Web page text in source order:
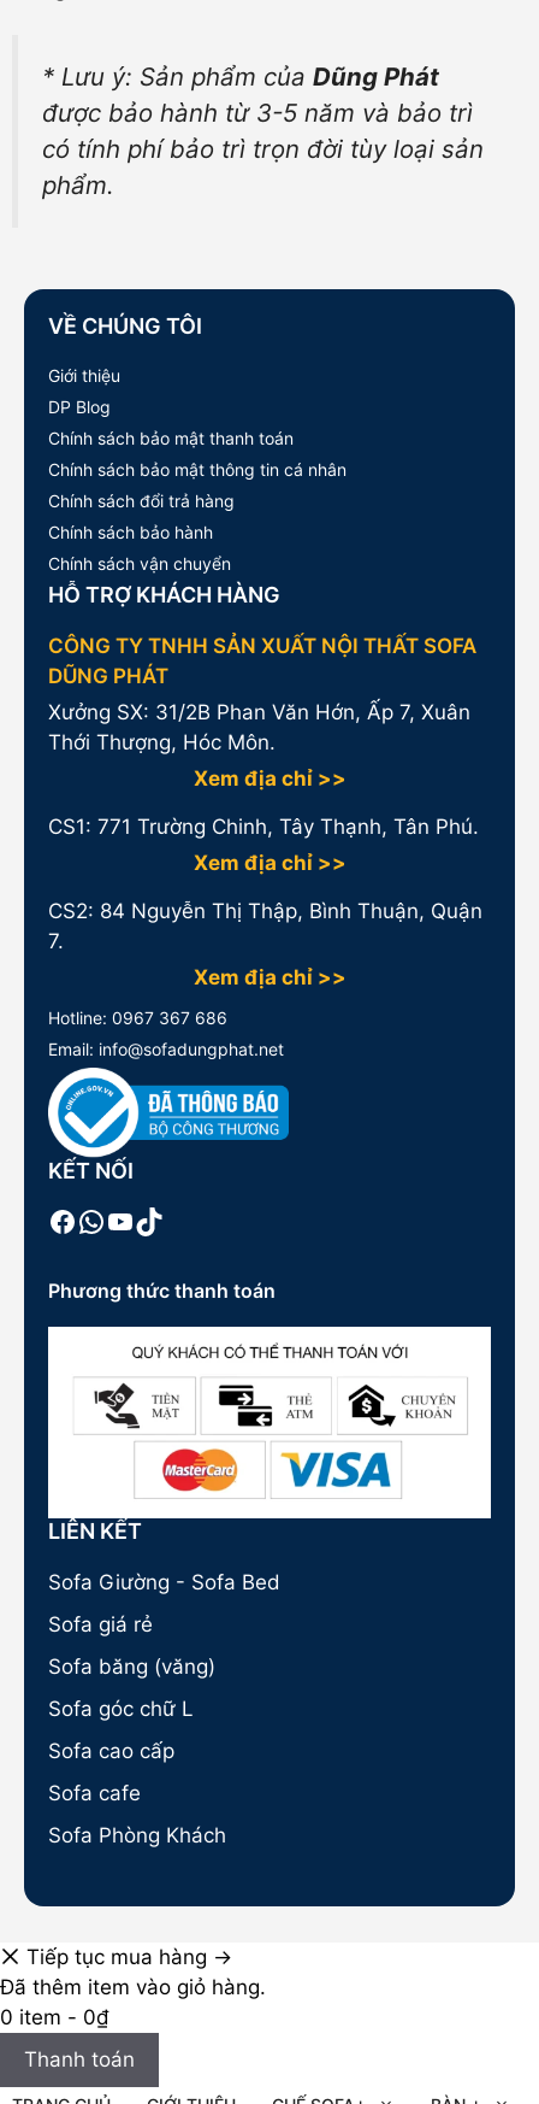
* Lưu ý: Sản phẩm của Dũng Phát
được bảo hành từ 3-5 năm và bảo trì
có tính phí bảo trì trọn đời tùy loại sản
phẩm.
VỀ CHÚNG TÔI
Giới thiệu
DP Blog
Chính sách bảo mật thanh toán
Chính sách bảo mật thông tin cá nhân
Chính sách đổi trả hàng
Chính sách bảo hành
Chính sách vận chuyển
HỖ TRỢ KHÁCH HÀNG
CÔNG TY TNHH SẢN XUẤT NỘI THẤT SOFA
DŨNG PHÁT
Xưởng SX: 31/2B Phan Văn Hớn, Ấp 7, Xuân
Thới Thượng, Hóc Môn.
Xem địa chỉ >>
CS1: 771 Trường Chinh, Tây Thạnh, Tân Phú.
Xem địa chỉ >>
CS2: 84 Nguyễn Thị Thập, Bình Thuận, Quận
7.
Xem địa chỉ >>
Hotline: 0967 367 686
Email: info@sofadungphat.net
KẾT NỐI
Facebook
WhatsApp
Youtube
TikTok
Phương thức thanh toán
LIÊN KẾT
Sofa Giường - Sofa Bed
Sofa giá rẻ
Sofa băng (văng)
Sofa góc chữ L
Sofa cao cấp
Sofa cafe
Sofa Phòng Khách
Tiếp tục mua hàng →
Đã thêm item vào giỏ hàng.
0 item - 0₫
Thanh toán